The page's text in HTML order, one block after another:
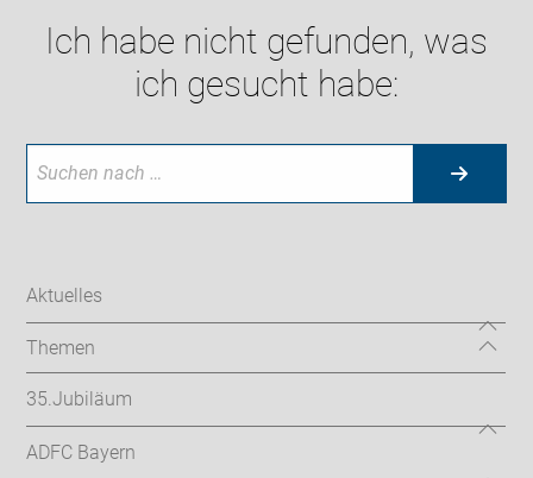
Ich habe nicht gefunden, was
ich gesucht habe:
Aktuelles
Themen
35.Jubiläum
ADFC Bayern